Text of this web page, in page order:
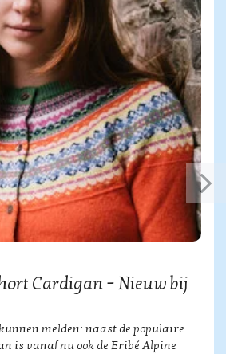
Cardigan – Nieuw bij
melden: naast de populaire
is vanaf nu ook de Eribé Alpine